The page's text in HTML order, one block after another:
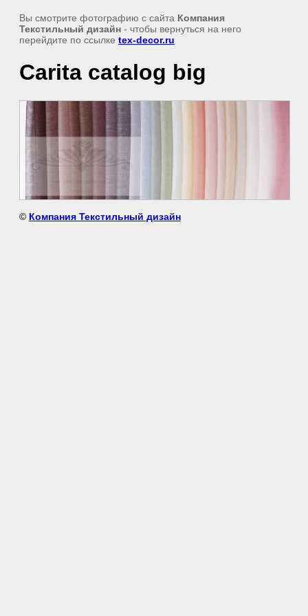
Вы смотрите фотографию с сайта Компания
Текстильный дизайн - чтобы вернуться на него
перейдите по ссылке tex-decor.ru
Carita catalog big
© Компания Текстильный дизайн